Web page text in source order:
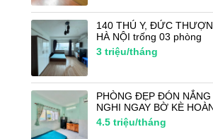
140 THÚ Y, ĐỨC
HÀ NỘI trống 03 phòng
3 triệu/tháng
PHÒNG ĐẸP ĐÓN NẮNG
NGHI NGAY BỜ KÈ
4.5 triệu/tháng